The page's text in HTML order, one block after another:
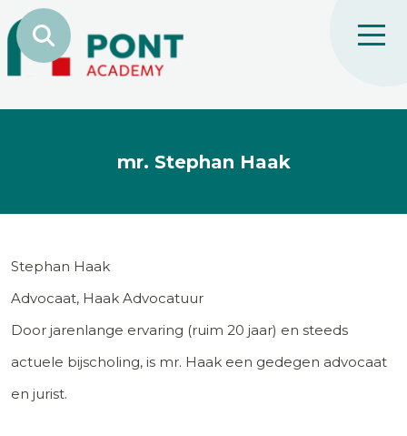
mr. Stephan Haak
Stephan Haak
Advocaat, Haak Advocatuur
Door jarenlange ervaring (ruim 20 jaar) en steeds
actuele bijscholing, is mr. Haak een gedegen advocaat
en jurist.